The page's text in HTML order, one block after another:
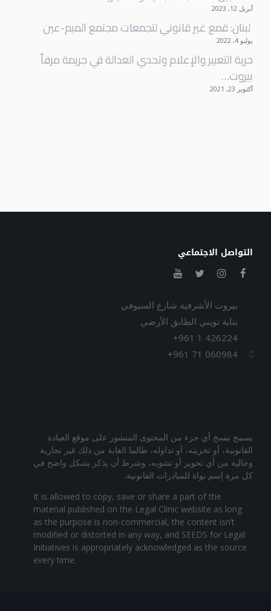
أبريل 12, 2023
لبنان: قمع غير قانوني لتجمعات مجتمع الميم-عين
يوليو 4, 2022
ﺣﺮﯾﺔ اﻟﺘﻌﺒﯿﺮ واﻹﻋﻼم وﺗﺤﺪي اﻟﻌﺪاﻟﺔ ﻓﻲ ﺟﺮﯾﻤﺔ ﻣﺮﻓﺄ
ﺑﯿﺮوت…
أكتوبر 23, 2021
التواصل الاجتماعي
بيروت الأشرفية شارع السيوفي
بناية تويني الطابق الأرضي
+961 1 426224
+961 71 060984
يسمح بنسخ أي جزء من المحتوى المنشور على موقع العيادة
القانونية، أو تخزينه، أو تداوله، طالما الغاية من ذلك غير تجارية
وخالية من أي تحوير أو تشويه، وشرط أن يذكر بشكل واضح في
كل مرة إسم نواة للمبادرات القانونية.
It is allowed to copy, save or share a part of the
material published on the Legal Clinic website as long
as the purpose is non-commercial, the content isn’t
modified or distorted in any way, and SEEDS for Legal
Initiatives is appropriately acknowledged as the source
every time.